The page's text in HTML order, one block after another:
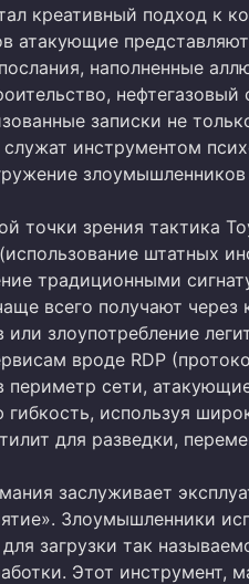
креативный подход к
атакующие
наполненные
записки не
инструментом
точки зрения тактика
(использование штатных
традиционными
всего получают
или злоупотребление
вроде RDP
периметр сети,
гибкость, используя
для разведки,
заслуживает
Злоумышленники
загрузки так
Этот инструмент,